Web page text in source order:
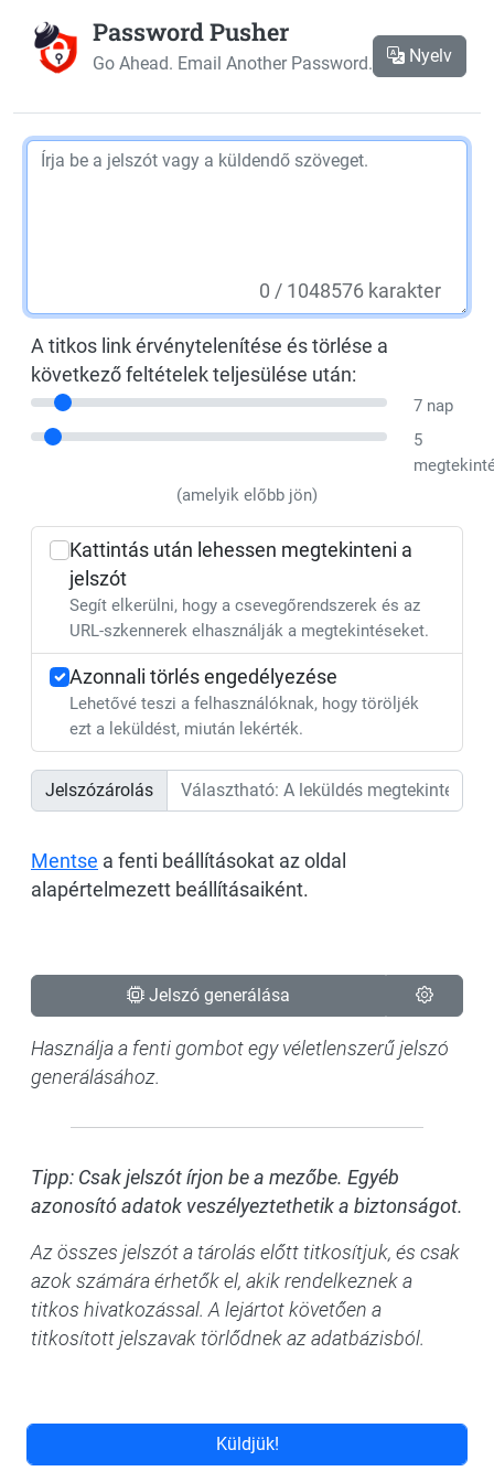
Password Pusher
Go Ahead. Email Another Password. Nyelv
0 / 1048576 karakter
A titkos link érvénytelenítése és törlése a
következő feltételek teljesülése után:
7 nap
5
(amelyik előbb jön)
Kattintás után lehessen megtekinteni a
jelszót
Segít elkerülni, hogy a csevegőrendszerek és az
URL-szkennerek elhasználják a megtekintéseket.
Azonnali törlés engedélyezése
Lehetővé teszi a felhasználóknak, hogy töröljék
ezt a leküldést, miután lekérték.
Jelszózárolás
Mentse a fenti beállításokat az oldal
alapértelmezett beállításaiként.
Jelszó generálása
Használja a fenti gombot egy véletlenszerű jelszó
generálásához.
Tipp: Csak jelszót írjon be a mezőbe. Egyéb
azonosító adatok veszélyeztethetik a biztonságot.
Az összes jelszót a tárolás előtt titkosítjuk, és csak
azok számára érhetők el, akik rendelkeznek a
titkos hivatkozással. A lejártot követően a
titkosított jelszavak törlődnek az adatbázisból.
Küldjük!